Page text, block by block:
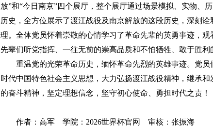
放”和“今日南京”四个展厅，整个展厅通过场景模拟、实物、
历史，全方位展示了渡江战役及南京解放的这段历史，深刻
理。全体党员怀着崇敬的心情学习了革命先辈的英勇事迹，
先辈们听党指挥、一往无前的崇高品质和不怕牺牲、敢于胜利
重温党的光荣革命历史，缅怀革命先烈的英雄事迹。党
时代中国特色社会主义思想，大力弘扬渡江战役精神，继承
的奋斗精神，坚定理想信念，坚守初心使命、勇担时代之责！
作者：高军 学院：2026世界杯官网 审核：张振海